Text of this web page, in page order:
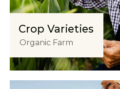
Crop Varieties
Organic Farm